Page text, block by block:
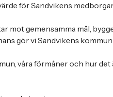
för Sandvikens
mot gemensamma mål,
gör vi Sandvikens
våra förmåner och hur